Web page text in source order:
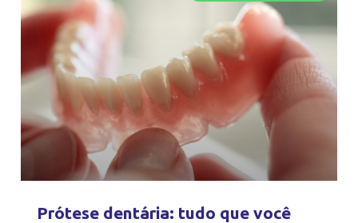
Prótese dentária: tudo que você